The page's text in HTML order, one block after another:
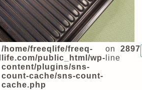
/home/freeqlife/freeq-
life.com/public_html/wp-
content/plugins/sns-
count-cache/sns-count-
cache.php
on
line
2897